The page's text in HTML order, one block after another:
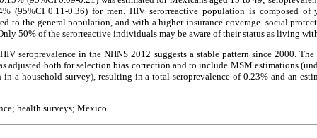
(95%CI 0.11-0.36) for men. HIV serorreactive population is composed of
to the general population, and with a higher insurance coverage–social
50% of the serorreactive individuals may be aware of their status as living
seroprevalence in the NHNS 2012 suggests a stable pattern since 2000. The
adjusted both for selection bias correction and to include MSM estimations
a household survey), resulting in a total seroprevalence of 0.23% and an
health surveys; Mexico.